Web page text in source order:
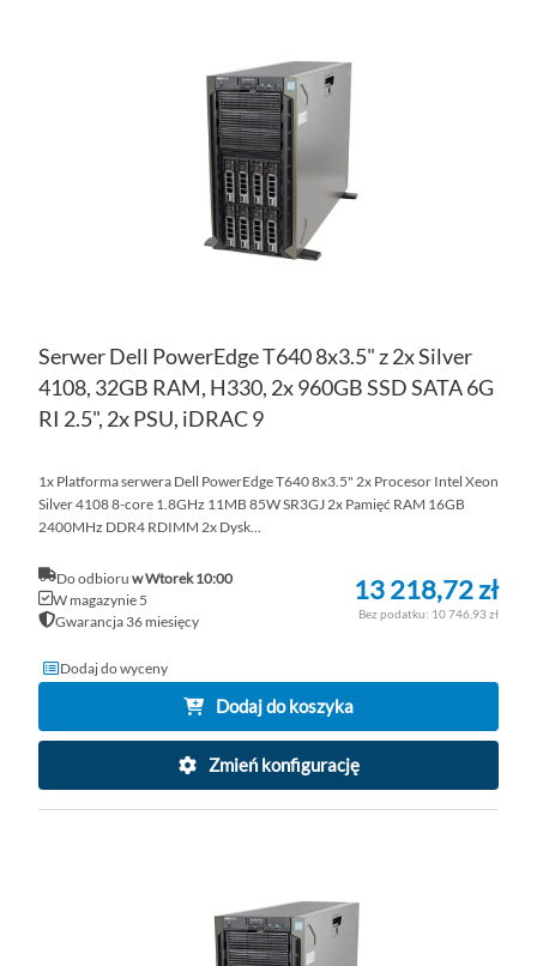
Serwer Dell PowerEdge T640 8x3.5" z 2x Silver
4108, 32GB RAM, H330, 2x 960GB SSD SATA 6G
RI 2.5", 2x PSU, iDRAC 9
1x Platforma serwera Dell PowerEdge T640 8x3.5" 2x Procesor Intel Xeon
Silver 4108 8-core 1.8GHz 11MB 85W SR3GJ 2x Pamięć RAM 16GB
2400MHz DDR4 RDIMM 2x Dysk...
Do odbioru w Wtorek 10:00
W magazynie 5
Gwarancja 36 miesięcy
13 218,72 zł
10 746,93 zł
Dodaj do wyceny
Dodaj do koszyka
Zmień konfigurację